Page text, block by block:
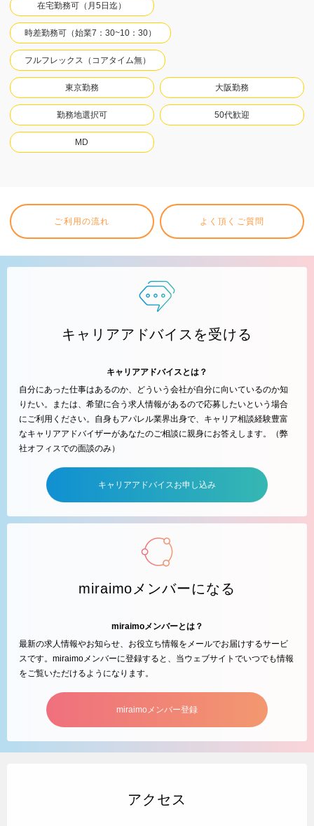
在宅勤務可（月5日迄）
時差勤務可（始業7：30~10：30）
フルフレックス（コアタイム無）
東京勤務 大阪勤務
勤務地選択可 50代歓迎
MD
ご利用の流れ よく頂くご質問
キャリアアドバイスを受ける
キャリアアドバイスとは？
自分にあった仕事はあるのか、どういう会社が自分に向いているのか知
りたい。または、希望に合う求人情報があるので応募したいという場合
にご利用ください。自身もアパレル業界出身で、キャリア相談経験豊富
なキャリアアドバイザーがあなたのご相談に親身にお答えします。（弊
社オフィスでの面談のみ）
キャリアアドバイスお申し込み
miraimoメンバーになる
miraimoメンバーとは？
最新の求人情報やお知らせ、お役立ち情報をメールでお届けするサービ
スです。miraimoメンバーに登録すると、当ウェブサイトでいつでも情報
をご覧いただけるようになります。
miraimoメンバー登録
アクセス